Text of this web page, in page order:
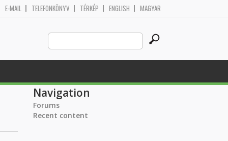
E-MAIL TELEFONKÖNYV TÉRKÉP ENGLISH MAGYAR
Search
this
site
Navigation
Forums
Recent content